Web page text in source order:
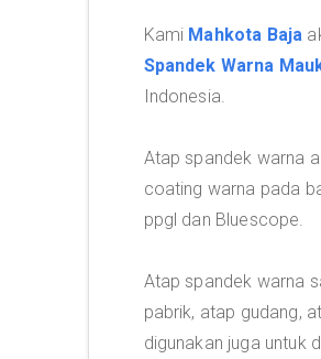
Kami Mahkota Baja
Spandek Warna
Indonesia.
Atap spandek warna
coating warna pada
ppgl dan Bluescope.
Atap spandek warna
pabrik, atap gudang,
digunakan juga untuk